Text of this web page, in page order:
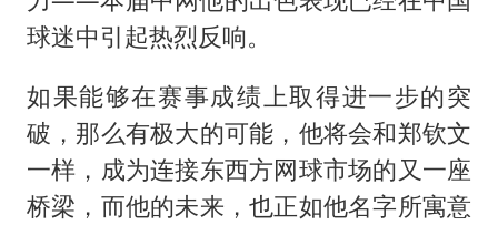
球迷中引起热烈反响。
如果能够在赛事成绩上取得进一步的突
破，那么有极大的可能，他将会和郑钦文
一样，成为连接东西方网球市场的又一座
桥梁，而他的未来，也正如他名字所寓意